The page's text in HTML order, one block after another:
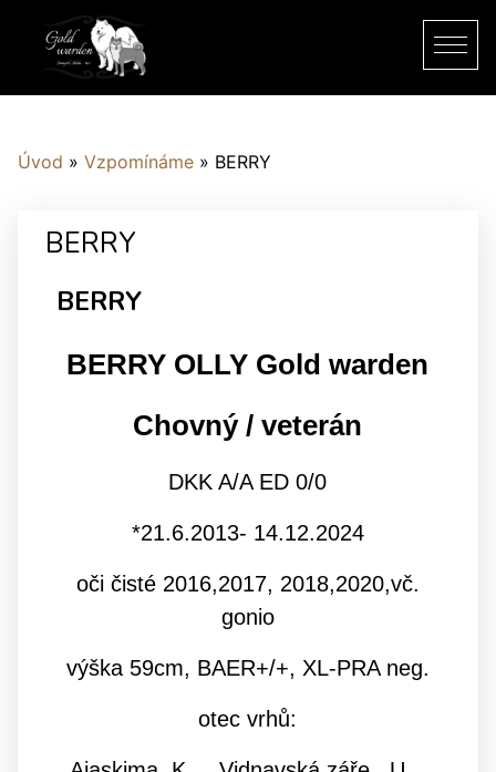
Úvod » Vzpomínáme » BERRY
BERRY
BERRY
BERRY OLLY Gold warden
Chovný / veterán
DKK A/A ED 0/0
*21.6.2013- 14.12.2024
oči čisté 2016,2017, 2018,2020,vč.
gonio
výška 59cm, BAER+/+, XL-PRA neg.
otec vrhů: